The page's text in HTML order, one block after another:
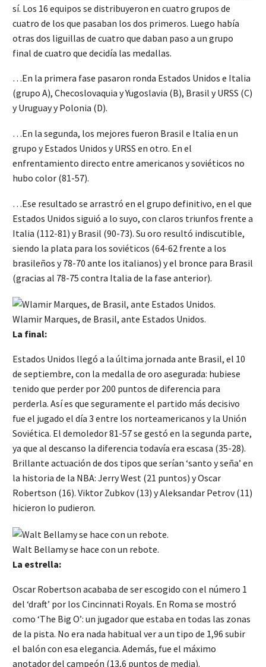
sí. Los 16 equipos se distribuyeron en cuatro grupos de
cuatro de los que pasaban los dos primeros. Luego había
otras dos liguillas de cuatro que daban paso a un grupo
final de cuatro que decidía las medallas.
…En la primera fase pasaron ronda Estados Unidos e Italia
(grupo A), Checoslovaquia y Yugoslavia (B), Brasil y URSS (C)
y Uruguay y Polonia (D).
…En la segunda, los mejores fueron Brasil e Italia en un
grupo y Estados Unidos y URSS en otro. En el
enfrentamiento directo entre americanos y soviéticos no
hubo color (81-57).
…Ese resultado se arrastró en el grupo definitivo, en el que
Estados Unidos siguió a lo suyo, con claros triunfos frente a
Italia (112-81) y Brasil (90-73). Su oro resultó indiscutible,
siendo la plata para los soviéticos (64-62 frente a los
brasileños y 78-70 ante los italianos) y el bronce para Brasil
(gracias al 78-75 contra Italia de la fase anterior).
Wlamir Marques, de Brasil, ante Estados Unidos.
La final:
Estados Unidos llegó a la última jornada ante Brasil, el 10
de septiembre, con la medalla de oro asegurada: hubiese
tenido que perder por 200 puntos de diferencia para
perderla. Así es que seguramente el partido más decisivo
fue el jugado el día 3 entre los norteamericanos y la Unión
Soviética. El demoledor 81-57 se gestó en la segunda parte,
ya que al descanso la diferencia todavía era escasa (35-28).
Brillante actuación de dos tipos que serían ‘santo y seña’ en
la historia de la NBA: Jerry West (21 puntos) y Oscar
Robertson (16). Viktor Zubkov (13) y Aleksandar Petrov (11)
hicieron lo pudieron.
Walt Bellamy se hace con un rebote.
La estrella:
Oscar Robertson acababa de ser escogido con el número 1
del ‘draft’ por los Cincinnati Royals. En Roma se mostró
como ‘The Big O’: un jugador que estaba en todas las zonas
de la pista. No era nada habitual ver a un tipo de 1,96 subir
el balón con esa elegancia. Además, fue el máximo
anotador del campeón (13,6 puntos de media).